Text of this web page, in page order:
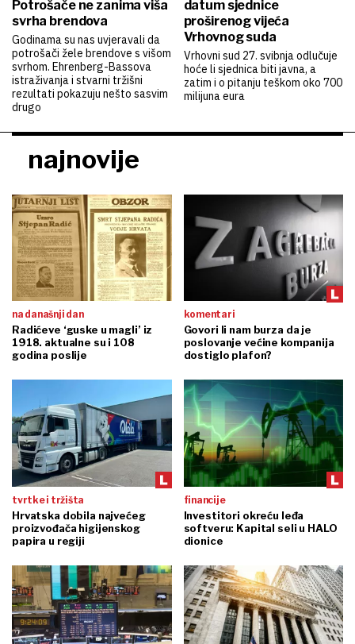
Potrošače ne zanima viša
svrha brendova
Godinama su nas uvjeravali da
potrošači žele brendove s višom
svrhom. Ehrenberg-Bassova
istraživanja i stvarni tržišni
rezultati pokazuju nešto sasvim
drugo
datum sjednice
proširenog vijeća
Vrhovnog suda
Vrhovni sud 27. svibnja odlučuje
hoće li sjednica biti javna, a
zatim i o pitanju teškom oko 700
milijuna eura
najnovije
na današnji dan
Radićeve ‘guske u magli’ iz
1918. aktualne su i 108
godina poslije
komentari
Govori li nam burza da je
poslovanje većine kompanija
dostiglo plafon?
tvrtke i tržišta
Hrvatska dobila najvećeg
proizvođača higijenskog
papira u regiji
financije
Investitori okreću leđa
softveru: Kapital seli u HALO
dionice